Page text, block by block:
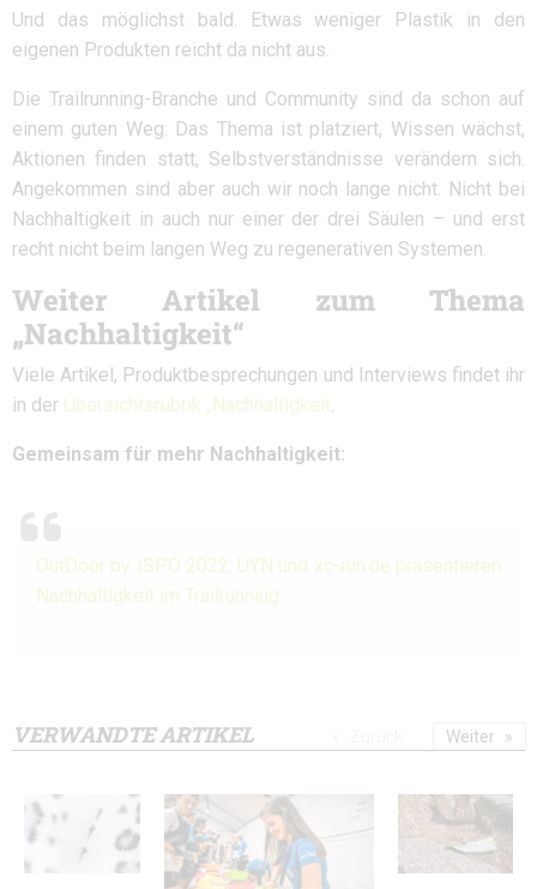
Und das möglichst bald. Etwas weniger Plastik in den
eigenen Produkten reicht da nicht aus.
Die Trailrunning-Branche und Community sind da schon auf
einem guten Weg: Das Thema ist platziert, Wissen wächst,
Aktionen finden statt, Selbstverständnisse verändern sich.
Angekommen sind aber auch wir noch lange nicht. Nicht bei
Nachhaltigkeit in auch nur einer der drei Säulen – und erst
recht nicht beim langen Weg zu regenerativen Systemen.
Weiter Artikel zum Thema
„Nachhaltigkeit“
Viele Artikel, Produktbesprechungen und Interviews findet ihr
in der Übersichtsrubrik „Nachhaltigkeit.
Gemeinsam für mehr Nachhaltigkeit:
OutDoor by ISPO 2022: UYN und xc-run.de präsentieren
Nachhaltigkeit im Trailrunning
VERWANDTE ARTIKEL Weiter